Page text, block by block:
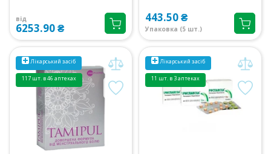
від
6253.90 ₴
443.50 ₴
Упаковка (5 шт.)
Лікарський засіб
117 шт. в 46 аптеках
Лікарський засіб
11 шт. в 3 аптеках